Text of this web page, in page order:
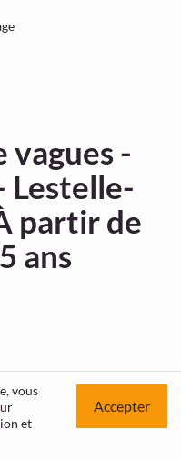
vagues -
Lestelle-
partir de
ans
Accepter
vous
et